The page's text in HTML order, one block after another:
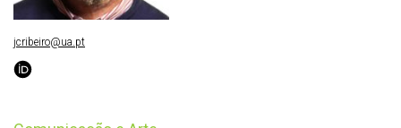
jcribeiro@ua.pt